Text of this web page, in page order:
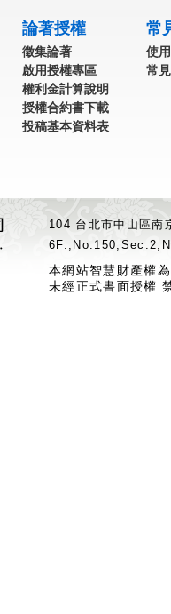
論著授權
徵集論著
啟用授權專區
權利金計算說明
授權合約書下載
投稿基本資料表
常
使
常
104 台北市中山區
本網站智慧財產權
未經正式書面授權